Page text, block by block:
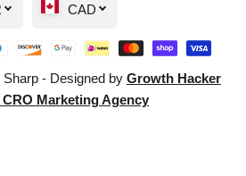
- Designed by Growth Hacker
CRO Marketing Agency
CAD